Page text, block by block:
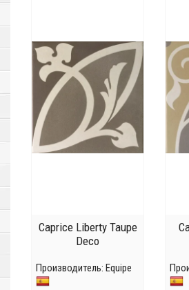
Caprice Liberty Taupe
Deco
Производитель: Equipe